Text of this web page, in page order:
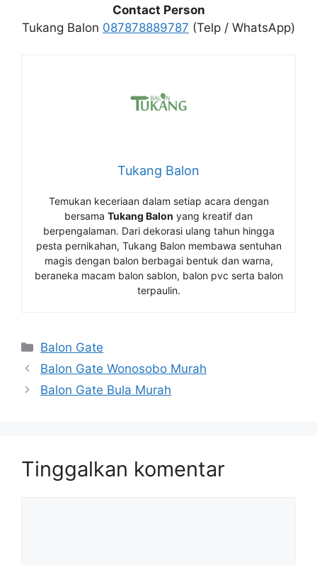
Contact Person
Tukang Balon 087878889787 (Telp / WhatsApp)
Tukang Balon
Temukan keceriaan dalam setiap acara dengan
bersama Tukang Balon yang kreatif dan
berpengalaman. Dari dekorasi ulang tahun hingga
pesta pernikahan, Tukang Balon membawa sentuhan
magis dengan balon berbagai bentuk dan warna,
beraneka macam balon sablon, balon pvc serta balon
terpaulin.
Kategori
Balon Gate
Balon Gate Wonosobo Murah
Balon Gate Bula Murah
Tinggalkan komentar